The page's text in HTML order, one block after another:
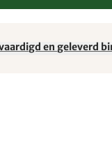
en geleverd